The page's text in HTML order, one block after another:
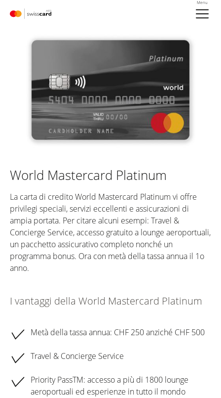
Logo
Meta
Menu
World Mastercard Platinum
La carta di credito World Mastercard Platinum vi offre
privilegi speciali, servizi eccellenti e assicurazioni di
ampia portata. Per citare alcuni esempi: Travel &
Concierge Service, accesso gratuito a lounge aeroportuali,
un pacchetto assicurativo completo nonché un
programma bonus. Ora con metà della tassa annua il 1o
anno.
I vantaggi della World Mastercard Platinum
Metà della tassa annua: CHF 250 anziché CHF 500
Travel & Concierge Service
Priority PassTM: accesso a più di 1800 lounge
aeroportuali ed esperienze in tutto il mondo